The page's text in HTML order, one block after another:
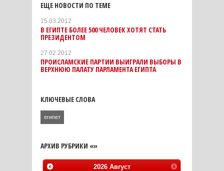
ЕЩЕ НОВОСТИ ПО ТЕМЕ
15.03.2012
В ЕГИПТЕ БОЛЕЕ 500 ЧЕЛОВЕК ХОТЯТ СТАТЬ
ПРЕЗИДЕНТОМ
27.02.2012
ПРОИСЛАМСКИЕ ПАРТИИ ВЫИГРАЛИ ВЫБОРЫ В
ВЕРХНЮЮ ПАЛАТУ ПАРЛАМЕНТА ЕГИПТА
КЛЮЧЕВЫЕ СЛОВА
египет
АРХИВ РУБРИКИ «»
2026 Август